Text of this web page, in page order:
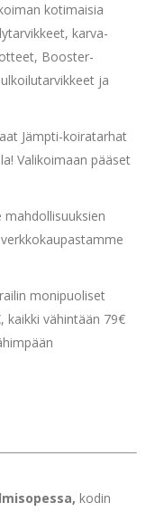
kotimaisia
karva-
Booster-
ja
Jämpti-koiratarhat
Valikoimaan pääset
monipuoliset
kaikki vähintään 79€
kodin